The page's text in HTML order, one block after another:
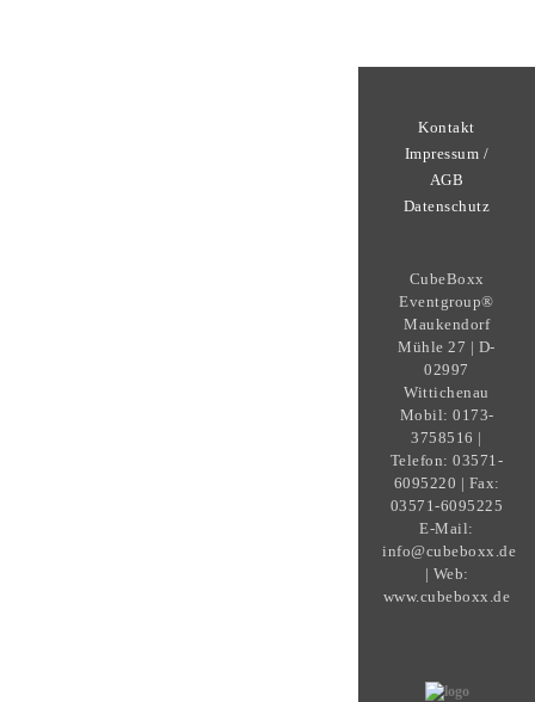
Kontakt
Impressum /
AGB
Datenschutz
CubeBoxx
Eventgroup®
Maukendorf
Mühle 27 | D-
02997
Wittichenau
Mobil: 0173-
3758516 |
Telefon: 03571-
6095220 | Fax:
03571-6095225
E-Mail:
info@cubeboxx.de
| Web:
www.cubeboxx.de